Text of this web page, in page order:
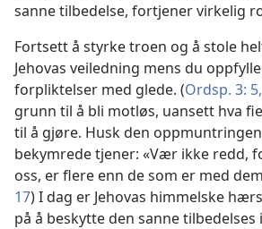
sanne tilbedelse, fortjener virkelig
Fortsett å styrke troen og å stole
Jehovas veiledning mens du
forpliktelser med glede. (Ordsp. 3:
grunn til å bli motløs, uansett hva
til å gjøre. Husk den
bekymrede tjener: «Vær ikke redd,
oss, er flere enn de som er med
17) I dag er Jehovas himmelske
på å beskytte den sanne